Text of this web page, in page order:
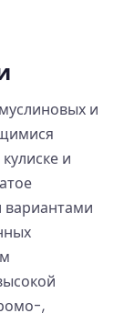
и
и
вариантами
,